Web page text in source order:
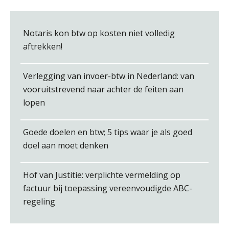
Chris Dijkstra
Michiel Pouwels
Notaris kon btw op kosten niet volledig
aftrekken!
Verlegging van invoer-btw in Nederland: van
vooruitstrevend naar achter de feiten aan
lopen
Goede doelen en btw; 5 tips waar je als goed
doel aan moet denken
Hof van Justitie: verplichte vermelding op
factuur bij toepassing vereenvoudigde ABC-
regeling